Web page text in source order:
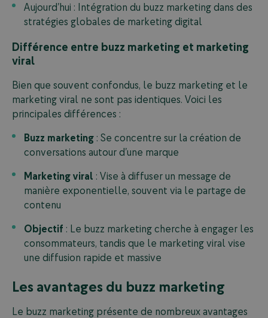
Aujourd’hui : Intégration du buzz marketing dans des
stratégies globales de marketing digital
Différence entre buzz marketing et marketing
viral
Bien que souvent confondus, le buzz marketing et le
marketing viral ne sont pas identiques. Voici les
principales différences :
Buzz marketing : Se concentre sur la création de
conversations autour d’une marque
Marketing viral : Vise à diffuser un message de
manière exponentielle, souvent via le partage de
contenu
Objectif : Le buzz marketing cherche à engager les
consommateurs, tandis que le marketing viral vise
une diffusion rapide et massive
Les avantages du buzz marketing
Le buzz marketing présente de nombreux avantages